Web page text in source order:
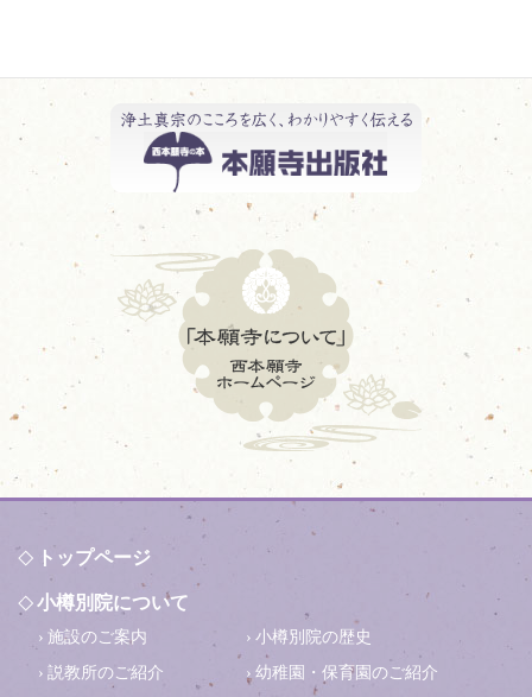
トップページ
小樽別院について
施設のご案内
小樽別院の歴史
説教所のご紹介
幼稚園・保育園のご紹介